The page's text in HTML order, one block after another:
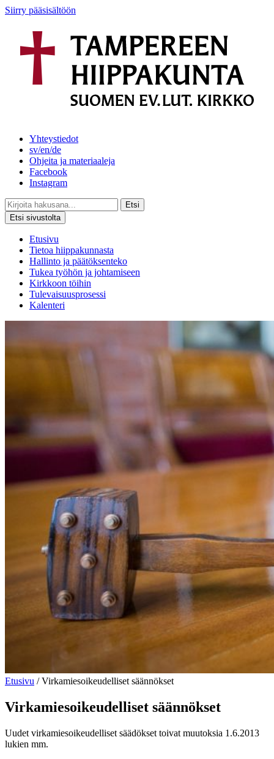
Siirry pääsisältöön
Yhteystiedot
sv/en/de
Ohjeita ja materiaaleja
Facebook
Instagram
Etsi
Etsi sivustolta
Etusivu
Tietoa hiippakunnasta
Hallinto ja päätöksenteko
Tukea työhön ja johtamiseen
Kirkkoon töihin
Tulevaisuusprosessi
Kalenteri
Etusivu / Virkamiesoikeudelliset säännökset
Virkamiesoikeudelliset säännökset
Uudet virkamiesoikeudelliset säädökset toivat muutoksia 1.6.2013
lukien mm.